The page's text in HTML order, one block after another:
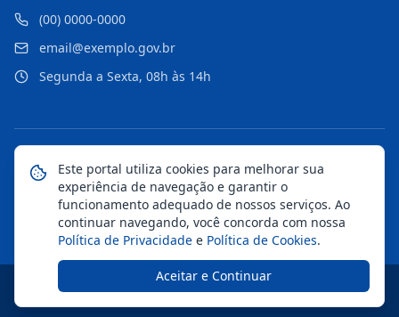
(00) 0000-0000
email@exemplo.gov.br
Segunda a Sexta, 08h às 14h
© 2026 Portal Municipal. Todos os direitos reservados.
Mapa do Site
Notícias Transparência
Desenvolvido pela
Este portal utiliza cookies para melhorar sua
experiência de navegação e garantir o
funcionamento adequado de nossos serviços. Ao
continuar navegando, você concorda com nossa
Política de Privacidade e Política de Cookies.
Aceitar e Continuar